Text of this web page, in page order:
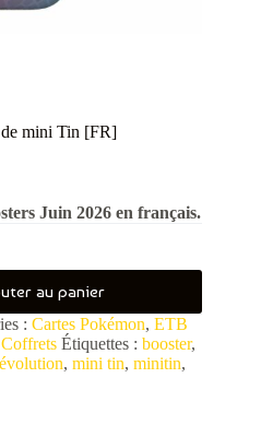
mini Tin [FR]
Juin 2026 en français.
au panier
: Cartes Pokémon, ETB
Coffrets Étiquettes : booster,
, mini tin, minitin,